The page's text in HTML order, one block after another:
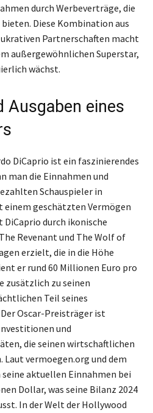
durch Werbeverträge, die
Diese Kombination aus
Partnerschaften macht
außergewöhnlichen Superstar,
wächst.
Ausgaben eines
DiCaprio ist ein faszinierendes
man die Einnahmen und
Schauspieler in
geschätzten Vermögen
durch ikonische
Revenant und The Wolf of
erzielt, die in die Höhe
er rund 60 Millionen Euro pro
zusätzlich zu seinen
Teil seines
Oscar-Preisträger ist
und
die seinen wirtschaftlichen
vermoegen.org und dem
aktuellen Einnahmen bei
Dollar, was seine Bilanz 2024
In der Welt der Hollywood